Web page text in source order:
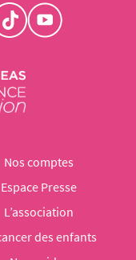
Nos comptes
Espace Presse
L’association
des enfants